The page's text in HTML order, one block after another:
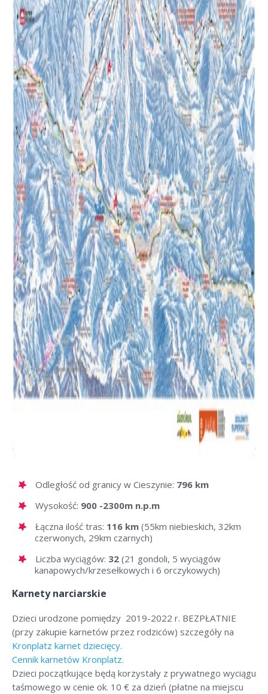
Odległość od granicy w Cieszynie: 796 km
Wysokość: 900 -2300m n.p.m
Łączna ilość tras: 116 km (55km niebieskich, 32km
czerwonych, 29km czarnych)
Liczba wyciągów: 32 (21 gondoli, 5 wyciągów
kanapowych/krzesełkowych i 6 orczykowych)
Karnety narciarskie
Dzieci urodzone pomiędzy 2019-2022 r. BEZPŁATNIE
(przy zakupie karnetów przez rodziców) szczegóły na
Kronplatz karnet dziecięcy.
Cennik karnetów Kronplatz.
Dzieci początkujące będą korzystały z prywatnego wyciągu
taśmowego w cenie ok. 10 € za dzień (płatne na miejscu